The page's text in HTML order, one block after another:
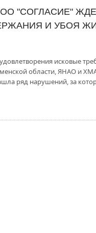
"СОГЛАСИЕ"
И УБОЯ
исковые
области, ЯНАО и
ряд нарушений, за